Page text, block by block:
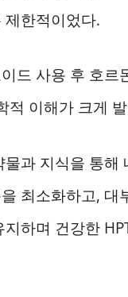
한적이었다.
드 사용 후 호르
적 이해가 크게
과 지식을 통해
최소화하고, 대
하며 건강한